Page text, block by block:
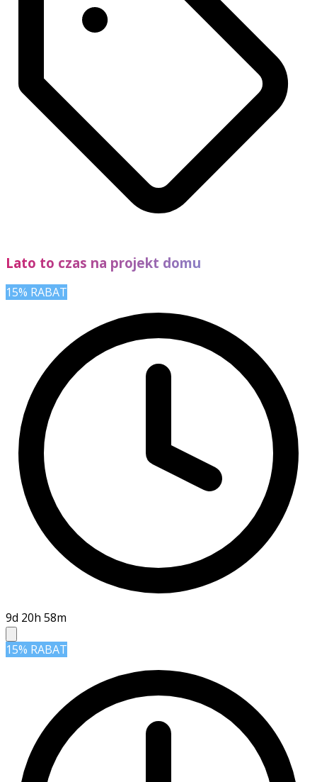
Lato to czas na projekt domu
15% RABAT
9d 20h 58m
15% RABAT